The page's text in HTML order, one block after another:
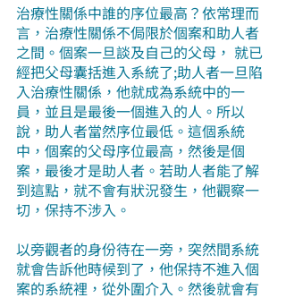
治療性關係中誰的序位最高？依常理而
言，治療性關係不侷限於個案和助人者
之間。個案一旦談及自己的父母， 就已
經把父母囊括進入系統了;助人者一旦陷
入治療性關係，他就成為系統中的一
員，並且是最後一個進入的人。所以
說，助人者當然序位最低。這個系統
中，個案的父母序位最高，然後是個
案，最後才是助人者。若助人者能了解
到這點，就不會有狀況發生，他觀察一
切，保持不涉入。
以旁觀者的身份待在一旁，突然間系統
就會告訴他時候到了，他保持不進入個
案的系統裡，從外圍介入。然後就會有